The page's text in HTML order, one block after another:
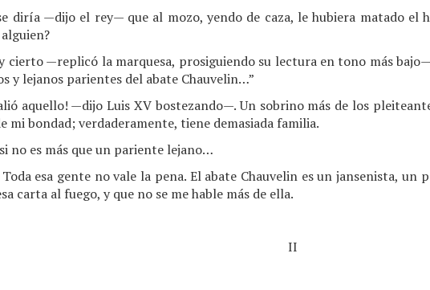
diría —dijo el rey— que al mozo, yendo de caza, le hubiera matado el
cierto —replicó la marquesa, prosiguiendo su lectura en tono más
y lejanos parientes del abate Chauvelin…”
aquello! —dijo Luis XV bostezando—. Un sobrino más de los
mi bondad; verdaderamente, tiene demasiada familia.
no es más que un pariente lejano…
esa gente no vale la pena. El abate Chauvelin es un jansenista, un
carta al fuego, y que no se me hable más de ella.
II